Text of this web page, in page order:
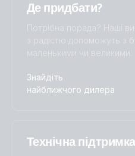
Inverter 48V 5000VA
Inverter 48V 5000VA
Inverter 48V 5000VA
Де придбати?
Потрібна порада? Наші
з радістю допоможуть з
маленькими чи великими.
Знайдіть
найближчого дилера
Технічна підтримка